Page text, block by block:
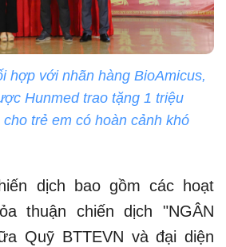
hợp với nhãn hàng BioAmicus,
Hunmed trao tặng 1 triệu
trẻ em có hoàn cảnh khó
dịch bao gồm các hoạt
thuận chiến dịch "NGÂN
Quỹ BTTEVN và đại diện